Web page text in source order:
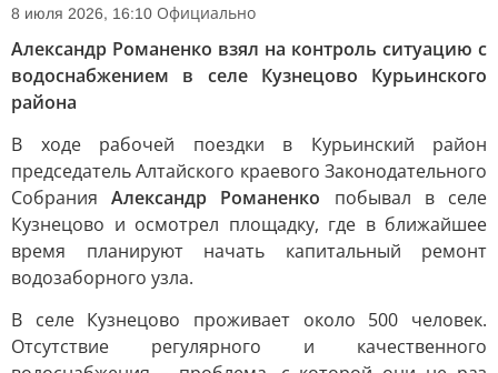
8 июля 2026, 16:10 Официально
Александр Романенко взял на контроль ситуацию с
водоснабжением в селе Кузнецово Курьинского
района
В ходе рабочей поездки в Курьинский район
председатель Алтайского краевого Законодательного
СобранияАлександр Романенко побывал в селе
Кузнецово и осмотрел площадку, где в ближайшее
время планируют начать капитальный ремонт
водозаборного узла.
В селе Кузнецово проживает около 500 человек.
Отсутствие регулярного и качественного